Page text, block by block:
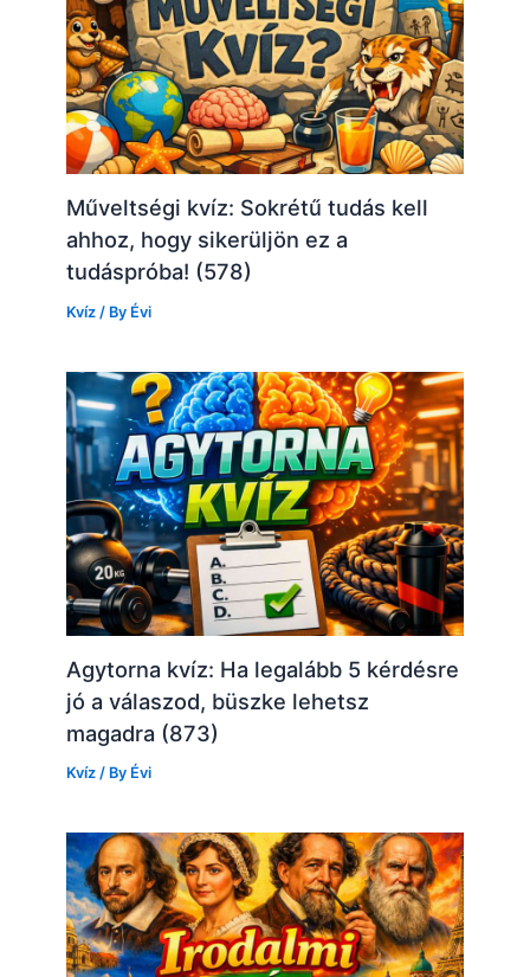
Műveltségi kvíz: Sokrétű tudás kell
ahhoz, hogy sikerüljön ez a
tudáspróba! (578)
Kvíz / By Évi
Agytorna kvíz: Ha legalább 5 kérdésre
jó a válaszod, büszke lehetsz
magadra (873)
Kvíz / By Évi